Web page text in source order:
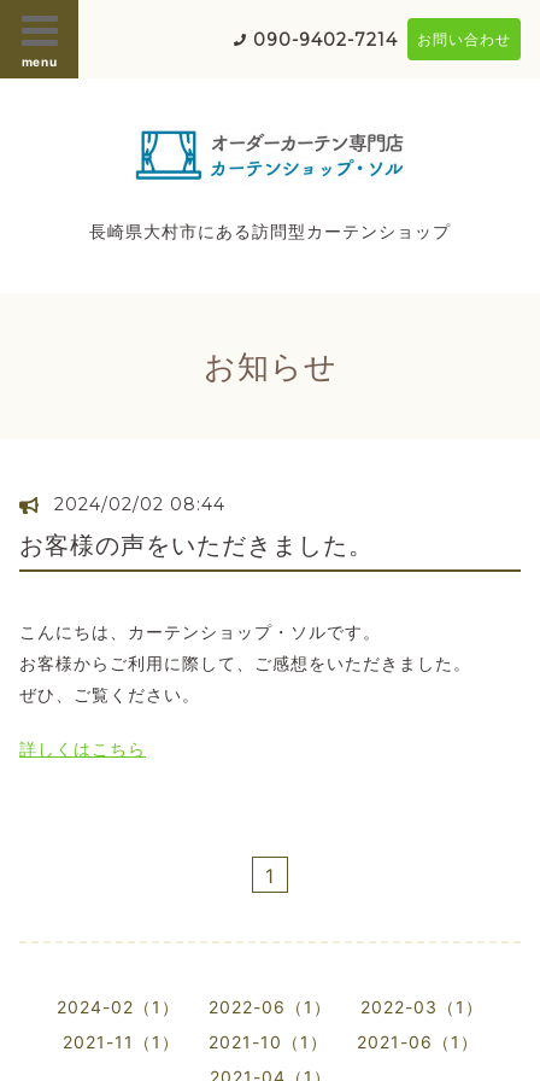
menu
090-9402-7214 お問い合わせ
長崎県大村市にある訪問型カーテンショップ
お知らせ
2024/02/02 08:44
お客様の声をいただきました。
こんにちは、カーテンショップ・ソルです。
お客様からご利用に際して、ご感想をいただきました。
ぜひ、ご覧ください。
詳しくはこちら
1
2024-02（1） 2022-06（1）
2022-03（1）
2021-11（1）
2021-10（1）
2021-06（1）
2021-04（1）